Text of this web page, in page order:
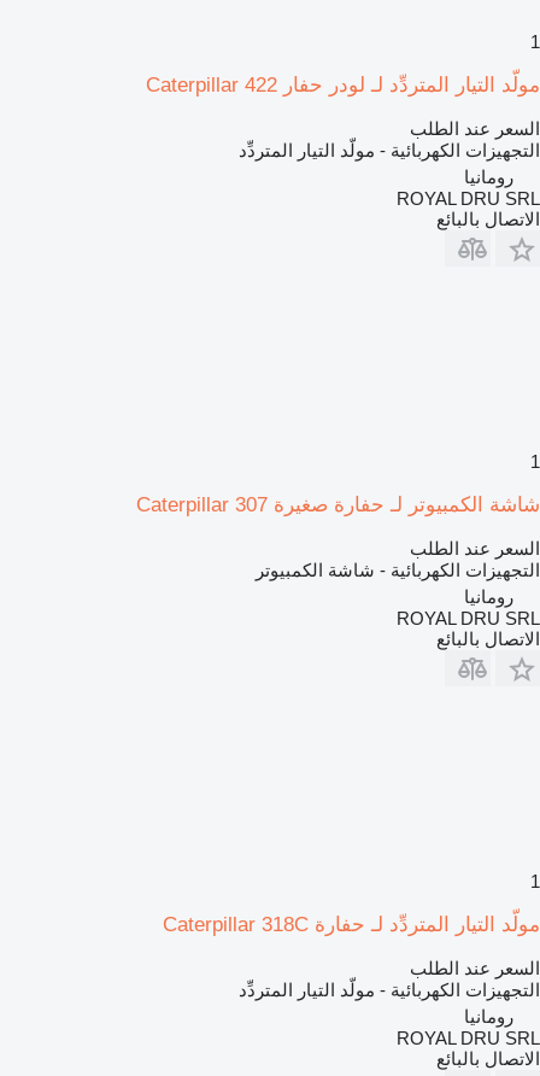
1
مولّد التيار المتردِّد لـ لودر حفار Caterpillar 422
السعر عند الطلب
التجهيزات الكهربائية - مولّد التيار المتردِّد
رومانيا
ROYAL DRU SRL
الاتصال بالبائع
1
شاشة الكمبيوتر لـ حفارة صغيرة Caterpillar 307
السعر عند الطلب
التجهيزات الكهربائية - شاشة الكمبيوتر
رومانيا
ROYAL DRU SRL
الاتصال بالبائع
1
مولّد التيار المتردِّد لـ حفارة Caterpillar 318C
السعر عند الطلب
التجهيزات الكهربائية - مولّد التيار المتردِّد
رومانيا
ROYAL DRU SRL
الاتصال بالبائع